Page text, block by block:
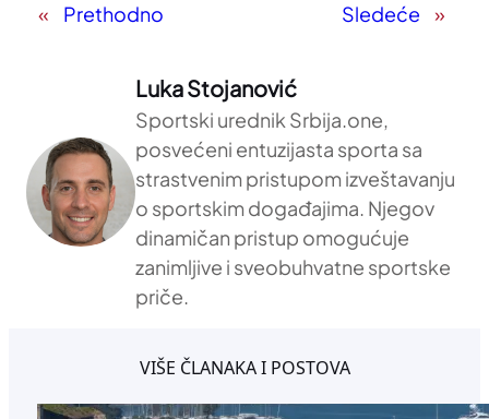
« Prethodno Sledeće »
Luka Stojanović
Sportski urednik Srbija.one,
posvećeni entuzijasta sporta sa
strastvenim pristupom izveštavanju
o sportskim događajima. Njegov
dinamičan pristup omogućuje
zanimljive i sveobuhvatne sportske
priče.
VIŠE ČLANAKA I POSTOVA